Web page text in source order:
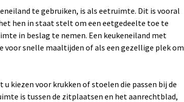
te gebruiken, is als eetruimte. Dit is vooral
hen in staat stelt om een eetgedeelte toe te
in beslag te nemen. Een keukeneiland met
snelle maaltijden of als een gezellige plek om
kiezen voor krukken of stoelen die passen bij de
is tussen de zitplaatsen en het aanrechtblad,